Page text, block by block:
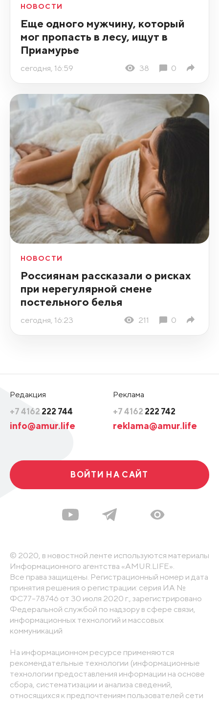
НОВОСТИ
Еще одного мужчину, который
мог пропасть в лесу, ищут в
Приамурье
сегодня, 16:59 38 0
НОВОСТИ
Россиянам рассказали о рисках
при нерегулярной смене
постельного белья
сегодня, 16:23 211 0
Редакция
+7 4162 222 744
info@amur.life
Реклама
+7 4162 222 742
reklama@amur.life
ВОЙТИ НА САЙТ
© 2020, в новостной ленте используются материалы
Информационного агентства «AMUR.LIFE».
Все права защищены. Регистрационный номер и дата
принятия решения о регистрации: серия ИА №
ФС77-78746 от 30 июля 2020 г., зарегистрировано
Федеральной службой по надзору в сфере связи,
информационных технологий и массовых
коммуникаций
На информационном ресурсе применяются
рекомендательные технологии (информационные
технологии предоставления информации на основе
сбора, систематизации и анализа сведений,
относящихся к предпочтениям пользователей сети